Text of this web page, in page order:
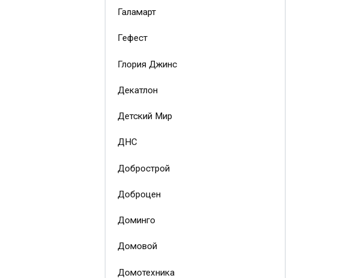
Галамарт
Гефест
Глория Джинс
Декатлон
Детский Мир
ДНС
Добрострой
Доброцен
Доминго
Домовой
Домотехника